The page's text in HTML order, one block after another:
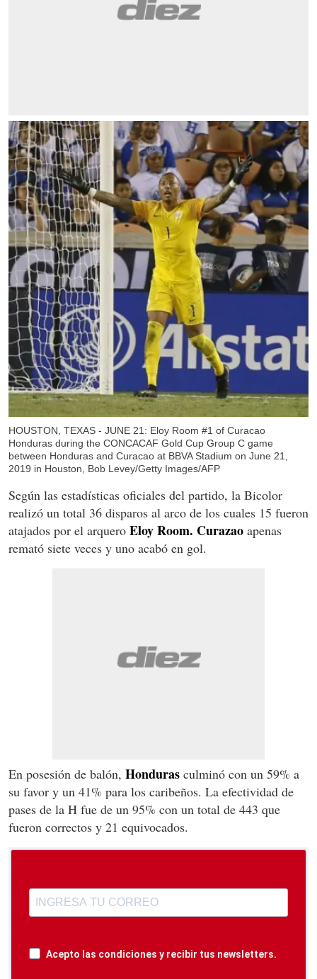
HOUSTON, TEXAS - JUNE 21: Eloy Room #1 of Curacao
Honduras during the CONCACAF Gold Cup Group C game
between Honduras and Curacao at BBVA Stadium on June 21,
2019 in Houston, Bob Levey/Getty Images/AFP
Según las estadísticas oficiales del partido, la Bicolor
realizó un total 36 disparos al arco de los cuales 15 fueron
atajados por el arquero Eloy Room. Curazao apenas
remató siete veces y uno acabó en gol.
En posesión de balón, Honduras culminó con un 59% a
su favor y un 41% para los caribeños. La efectividad de
pases de la H fue de un 95% con un total de 443 que
fueron correctos y 21 equivocados.
Acepto las condiciones y recibir tus newsletters.